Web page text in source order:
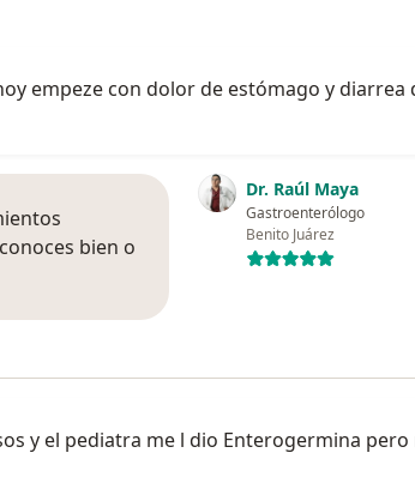
empeze con dolor de estómago y diarrea
Dr. Raúl Maya
Gastroenterólogo
Benito Juárez
bien o
y el pediatra me l dio Enterogermina pero